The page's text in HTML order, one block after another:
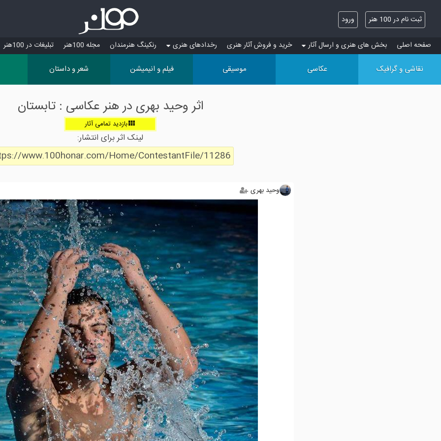
ثبت نام در 100 هنر ورود
صفحه اصلی بخش های هنری و ارسال آثار خرید و فروش آثار هنری رخدادهای هنری رنکینگ هنرمندان مجله 100هنر تبلیغات در 100هنر
نقاشی و گرافیک عکاسی موسیقی فیلم و انیمیشن شعر و داستان
اثر وحید بهرى در هنر عکاسی : تابستان
بازدید تمامی آثار
لینک اثر برای انتشار:
www.100honar.com/Home/ContestantFile/11286
وحید بهرى